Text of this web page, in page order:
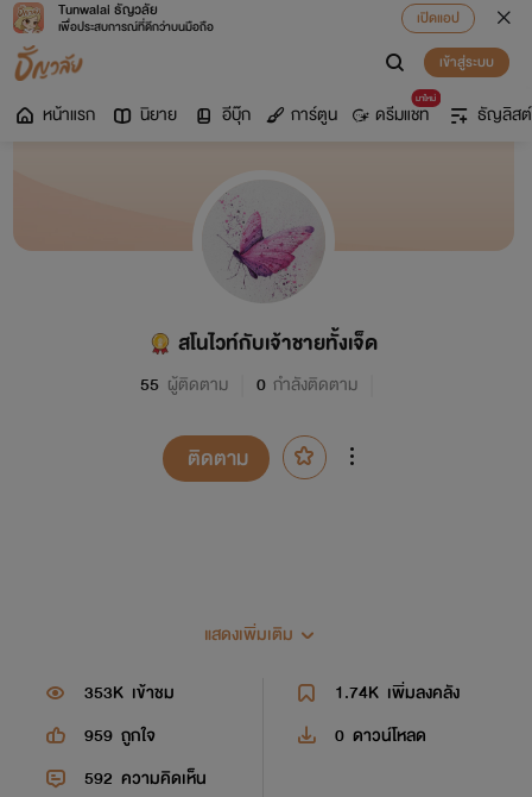
Tunwalai ธัญวลัย
เพื่อประสบการณ์ที่ดีกว่าบนมือถือ
เปิดแอป
เข้าสู่ระบบ
หน้าแรก นิยาย อีบุ๊ก การ์ตูน
มาใหม่
ดรีมแชท ธัญลิสต์
สโนไวท์กับเจ้าชายทั้งเจ็ด
55 ผู้ติดตาม 0 กำลังติดตาม
ติดตาม
แสดงเพิ่มเติม
353K เข้าชม 1.74K เพิ่มลงคลัง
959 ถูกใจ 0 ดาวน์โหลด
592 ความคิดเห็น